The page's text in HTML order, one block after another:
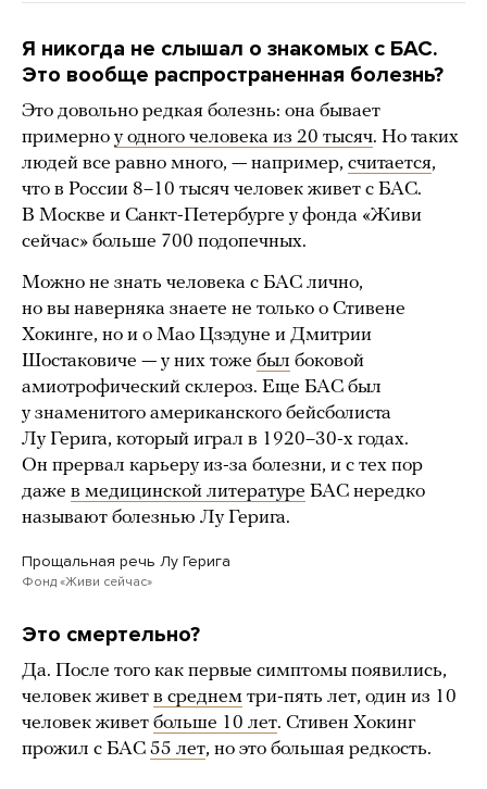
Я никогда не слышал о знакомых с БАС.
Это вообще распространенная болезнь?
Это довольно редкая болезнь: она бывает
примерно у одного человека из 20 тысяч. Но таких
людей все равно много, — например, считается,
что в России 8–10 тысяч человек живет с БАС.
В Москве и Санкт-Петербурге у фонда «Живи
сейчас» больше 700 подопечных.
Можно не знать человека с БАС лично,
но вы наверняка знаете не только о Стивене
Хокинге, но и о Мао Цзэдуне и Дмитрии
Шостаковиче — у них тоже был боковой
амиотрофический склероз. Еще БАС был
у знаменитого американского бейсболиста
Лу Герига, который играл в 1920–30-х годах.
Он прервал карьеру из-за болезни, и с тех пор
даже в медицинской литературе БАС нередко
называют болезнью Лу Герига.
Прощальная речь Лу Герига
Фонд «Живи сейчас»
Это смертельно?
Да. После того как первые симптомы появились,
человек живет в среднем три-пять лет, один из 10
человек живет больше 10 лет. Стивен Хокинг
прожил с БАС 55 лет, но это большая редкость.